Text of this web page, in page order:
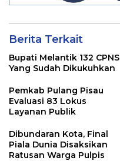
Berita Terkait
Bupati Melantik 132 CPNS
Yang Sudah Dikukuhkan
Pemkab Pulang Pisau
Evaluasi 83 Lokus
Layanan Publik
Dibundaran Kota, Final
Piala Dunia Disaksikan
Ratusan Warga Pulpis